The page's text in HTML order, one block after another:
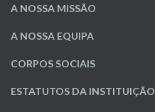
A NOSSA MISSÃO
A NOSSA EQUIPA
CORPOS SOCIAIS
ESTATUTOS DA INSTITUIÇÃO